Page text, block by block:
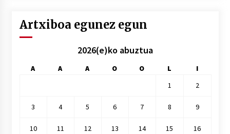
Artxiboa egunez egun
2026(e)ko abuztua
A A A O O L
I
1
2
3 4 5 6 7 8 9
10 11 12 13 14 15 16